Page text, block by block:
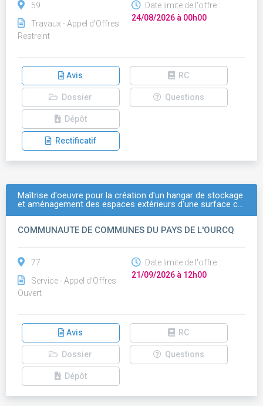
59
Travaux - Appel d'Offres
Restreint
Date limite de l'offre :
24/08/2026 à 00h00
Avis RC
Dossier Questions
Dépôt
Rectificatif
Maîtrise d'oeuvre pour la création d'un hangar de stockage
et aménagement des espaces extérieurs d'une surface c…
COMMUNAUTE DE COMMUNES DU PAYS DE L'OURCQ
77
Service - Appel d'Offres
Ouvert
Date limite de l'offre :
21/09/2026 à 12h00
Avis RC
Dossier Questions
Dépôt